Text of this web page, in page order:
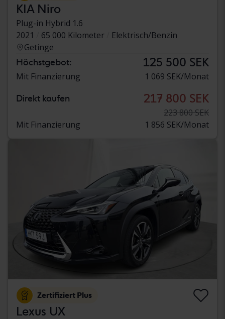
KIA Niro
Plug-in Hybrid 1.6
2021
65 000 Kilometer
Elektrisch/Benzin
Getinge
Höchstgebot: 125 500 SEK
Mit Finanzierung 1 069 SEK/Monat
Direkt kaufen 217 800 SEK
223 800 SEK
Mit Finanzierung
1 856 SEK/Monat
Zertifiziert Plus
Lexus UX